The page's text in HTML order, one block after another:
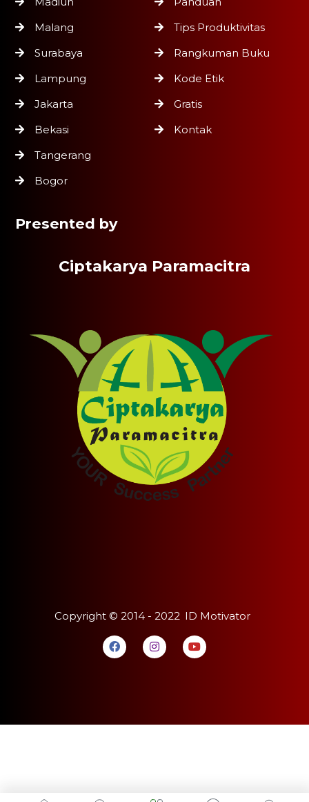
Malang
Surabaya
Lampung
Jakarta
Bekasi
Tangerang
Bogor
Tips Produktivitas
Rangkuman Buku
Kode Etik
Gratis
Kontak
Presented by
Ciptakarya Paramacitra
Copyright © 2014 - 2022 ID Motivator